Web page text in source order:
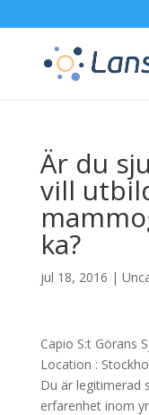
Är du
vill
ka?
jul 18, 2016 |
Capio S:t Görans
Location :
Du är legitimerad
erfarenhet inom